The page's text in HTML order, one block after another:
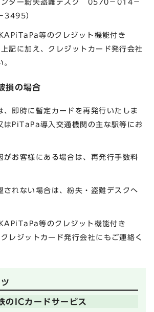
ター紛失盗難デスク 0570－014－
3495）
等のクレジット機能付き
記に加え、クレジットカード発行会社
損の場合
、即時に暫定カードを再発行いたしま
はPiTaPa導入交通機関の主な駅等にお
お客様にある場合は、再発行手数料
れない場合は、紛失・盗難デスクへ
等のクレジット機能付き
レジットカード発行会社にもご連絡く
のICカードサービス